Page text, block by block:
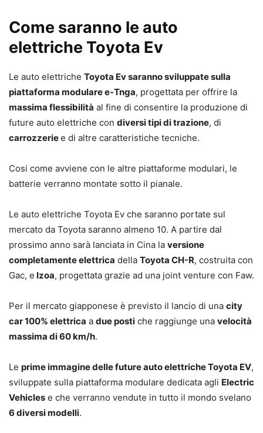
Come saranno le auto
elettriche Toyota Ev
Le auto elettriche Toyota Ev saranno sviluppate sulla
piattaforma modulare e-Tnga, progettata per offrire la
massima flessibilità al fine di consentire la produzione di
future auto elettriche con diversi tipi di trazione, di
carrozzeriee di altre caratteristiche tecniche.
Cosi come avviene con le altre piattaforme modulari, le
batterie verranno montate sotto il pianale.
Le auto elettriche Toyota Ev che saranno portate sul
mercato da Toyota saranno almeno 10. A partire dal
prossimo anno sarà lanciata in Cina la versione
completamente elettrica della Toyota CH-R, costruita con
Gac, e Izoa, progettata grazie ad una joint venture con Faw.
Per il mercato giapponese è previsto il lancio di una city
car 100% elettrica a due posti che raggiunge una velocità
massima di 60 km/h.
Le prime immagine delle future auto elettriche Toyota EV,
sviluppate sulla piattaforma modulare dedicata agli Electric
Vehicles e che verranno vendute in tutto il mondo svelano
6 diversi modelli.